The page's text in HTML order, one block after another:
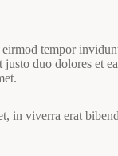
tempor
duo dolores et
in viverra erat